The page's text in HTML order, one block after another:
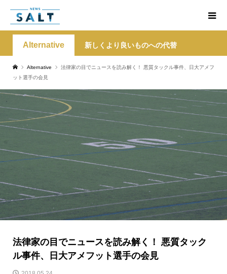
Alternative 新しくより良いものへの代替
Alternative
法律家の目でニュースを読み解く！ 悪質タックル事件、日大アメフ
ット選手の会見
法律家の目でニュースを読み解く！ 悪質タック
ル事件、日大アメフット選手の会見